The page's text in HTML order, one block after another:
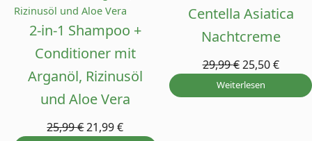
2-in-1 Shampoo +
Conditioner mit
Arganöl, Rizinusöl
und Aloe Vera
25,99€21,99€
Centella Asiatica
Nachtcreme
29,99€ 25,50€
Weiterlesen